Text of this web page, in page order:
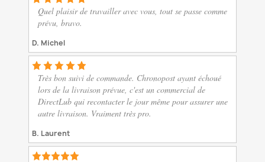
Quel plaisir de travailler avec vous, tout se passe comme
prévu, bravo.
D. Michel
Très bon suivi de commande. Chronopost ayant échoué
lors de la livraison prévue, c'est un commercial de
DirectLub qui recontacter le jour même pour assurer une
autre livraison. Vraiment très pro.
B. Laurent